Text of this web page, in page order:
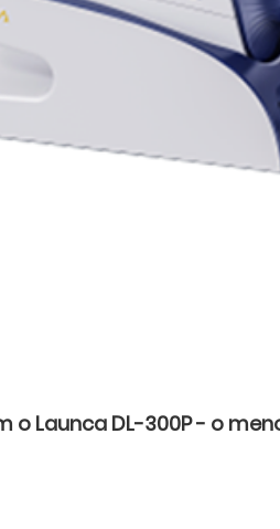
Launca DL-300P - o